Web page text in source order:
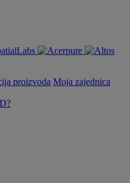
proizvoda Moja zajednica